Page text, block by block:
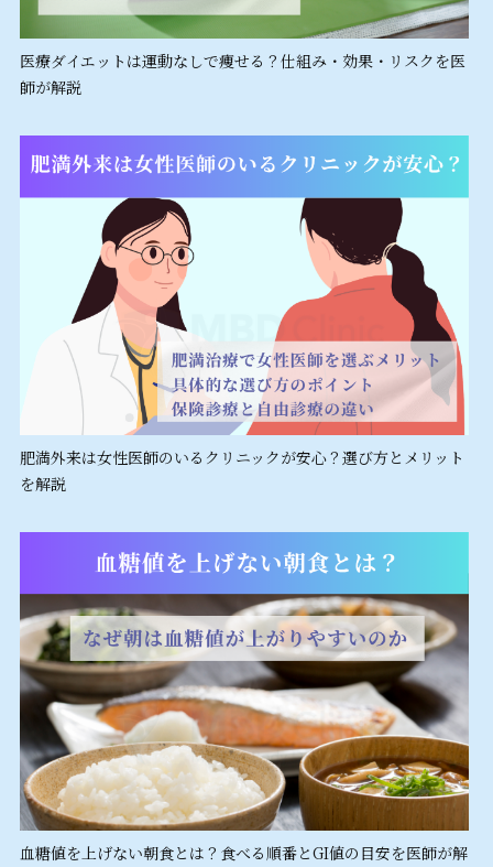
医療ダイエットは運動なしで痩せる？仕組み・効果・リスクを医
師が解説
肥満外来は女性医師のいるクリニックが安心？選び方とメリット
を解説
血糖値を上げない朝食とは？食べる順番とGI値の目安を医師が解